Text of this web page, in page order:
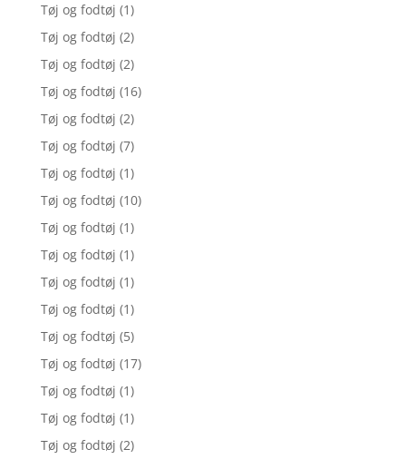
Tøj og fodtøj (1)
Tøj og fodtøj (2)
Tøj og fodtøj (2)
Tøj og fodtøj (16)
Tøj og fodtøj (2)
Tøj og fodtøj (7)
Tøj og fodtøj (1)
Tøj og fodtøj (10)
Tøj og fodtøj (1)
Tøj og fodtøj (1)
Tøj og fodtøj (1)
Tøj og fodtøj (1)
Tøj og fodtøj (5)
Tøj og fodtøj (17)
Tøj og fodtøj (1)
Tøj og fodtøj (1)
Tøj og fodtøj (2)